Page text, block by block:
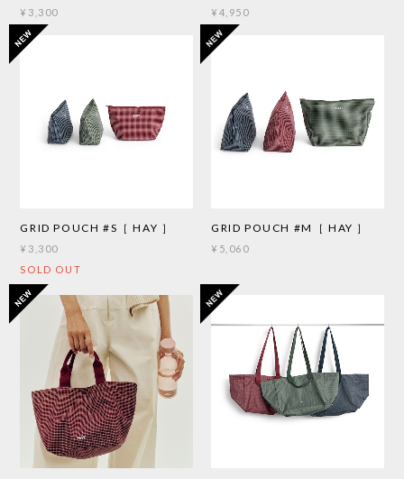
¥3,300 ¥4,950
GRID POUCH #S［ HAY ］
¥3,300
SOLD OUT
GRID POUCH #M［ HAY ］
¥5,060